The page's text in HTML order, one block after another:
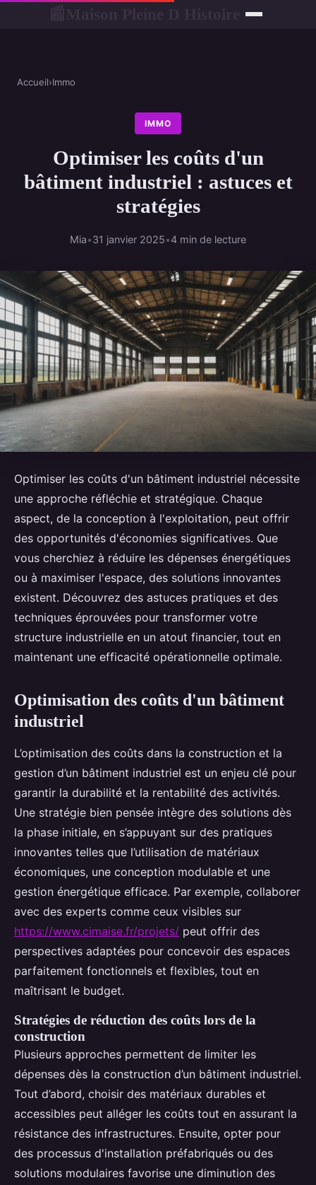
Accueil›Immo
IMMO
Optimiser les coûts d'un
bâtiment industriel : astuces et
stratégies
Mia•31 janvier 2025•4 min de lecture
Optimiser les coûts d'un bâtiment industriel nécessite
une approche réfléchie et stratégique. Chaque
aspect, de la conception à l'exploitation, peut offrir
des opportunités d'économies significatives. Que
vous cherchiez à réduire les dépenses énergétiques
ou à maximiser l'espace, des solutions innovantes
existent. Découvrez des astuces pratiques et des
techniques éprouvées pour transformer votre
structure industrielle en un atout financier, tout en
maintenant une efficacité opérationnelle optimale.
Optimisation des coûts d'un bâtiment
industriel
L’optimisation des coûts dans la construction et la
gestion d’un bâtiment industriel est un enjeu clé pour
garantir la durabilité et la rentabilité des activités.
Une stratégie bien pensée intègre des solutions dès
la phase initiale, en s’appuyant sur des pratiques
innovantes telles que l’utilisation de matériaux
économiques, une conception modulable et une
gestion énergétique efficace. Par exemple, collaborer
avec des experts comme ceux visibles sur
https://www.cimaise.fr/projets/ peut offrir des
perspectives adaptées pour concevoir des espaces
parfaitement fonctionnels et flexibles, tout en
maîtrisant le budget.
Stratégies de réduction des coûts lors de la
construction
Plusieurs approches permettent de limiter les
dépenses dès la construction d’un bâtiment industriel.
Tout d’abord, choisir des matériaux durables et
accessibles peut alléger les coûts tout en assurant la
résistance des infrastructures. Ensuite, opter pour
des processus d'installation préfabriqués ou des
solutions modulaires favorise une diminution des